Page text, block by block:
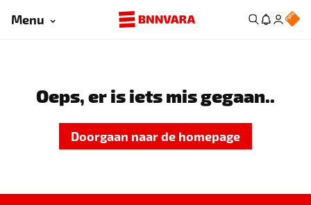
Menu
Oeps, er is iets mis gegaan..
Doorgaan naar de homepage